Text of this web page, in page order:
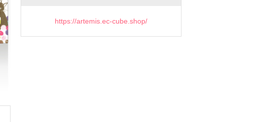
https://artemis.ec-cube.shop/